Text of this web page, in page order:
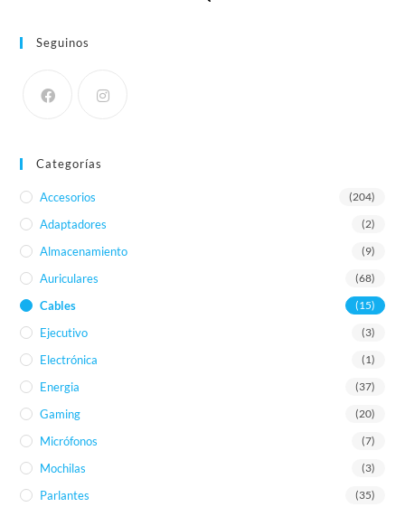
Seguinos
Categorías
Accesorios (204)
Adaptadores (2)
Almacenamiento (9)
Auriculares (68)
Cables (15)
Ejecutivo (3)
Electrónica (1)
Energia (37)
Gaming (20)
Micrófonos (7)
Mochilas (3)
Parlantes (35)